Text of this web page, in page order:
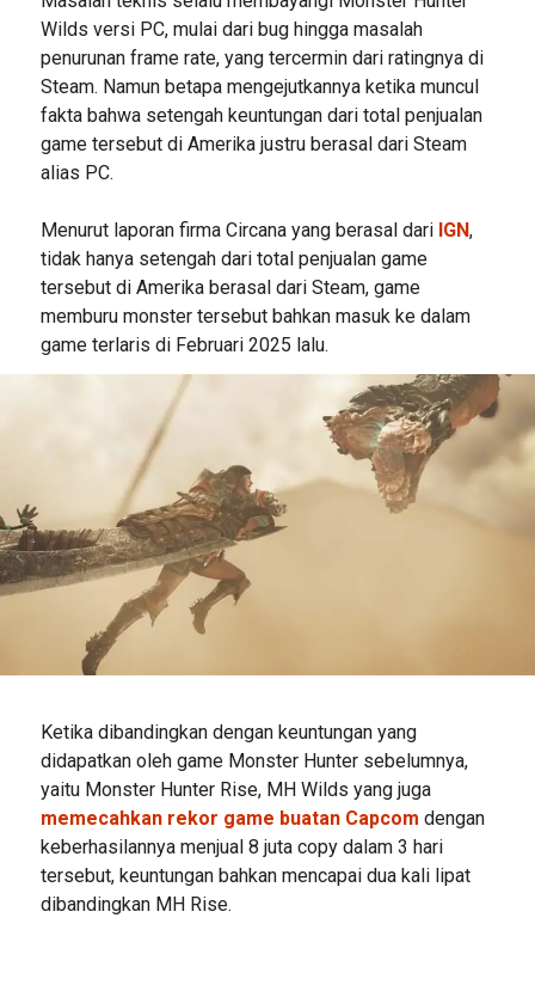
Wilds versi PC, mulai dari bug hingga masalah
penurunan frame rate, yang tercermin dari ratingnya di
Steam. Namun betapa mengejutkannya ketika muncul
fakta bahwa setengah keuntungan dari total penjualan
game tersebut di Amerika justru berasal dari Steam
alias PC.
Menurut laporan firma Circana yang berasal dari IGN,
tidak hanya setengah dari total penjualan game
tersebut di Amerika berasal dari Steam, game
memburu monster tersebut bahkan masuk ke dalam
game terlaris di Februari 2025 lalu.
Ketika dibandingkan dengan keuntungan yang
didapatkan oleh game Monster Hunter sebelumnya,
yaitu Monster Hunter Rise, MH Wilds yang juga
memecahkan rekor game buatan Capcom dengan
keberhasilannya menjual 8 juta copy dalam 3 hari
tersebut, keuntungan bahkan mencapai dua kali lipat
dibandingkan MH Rise.